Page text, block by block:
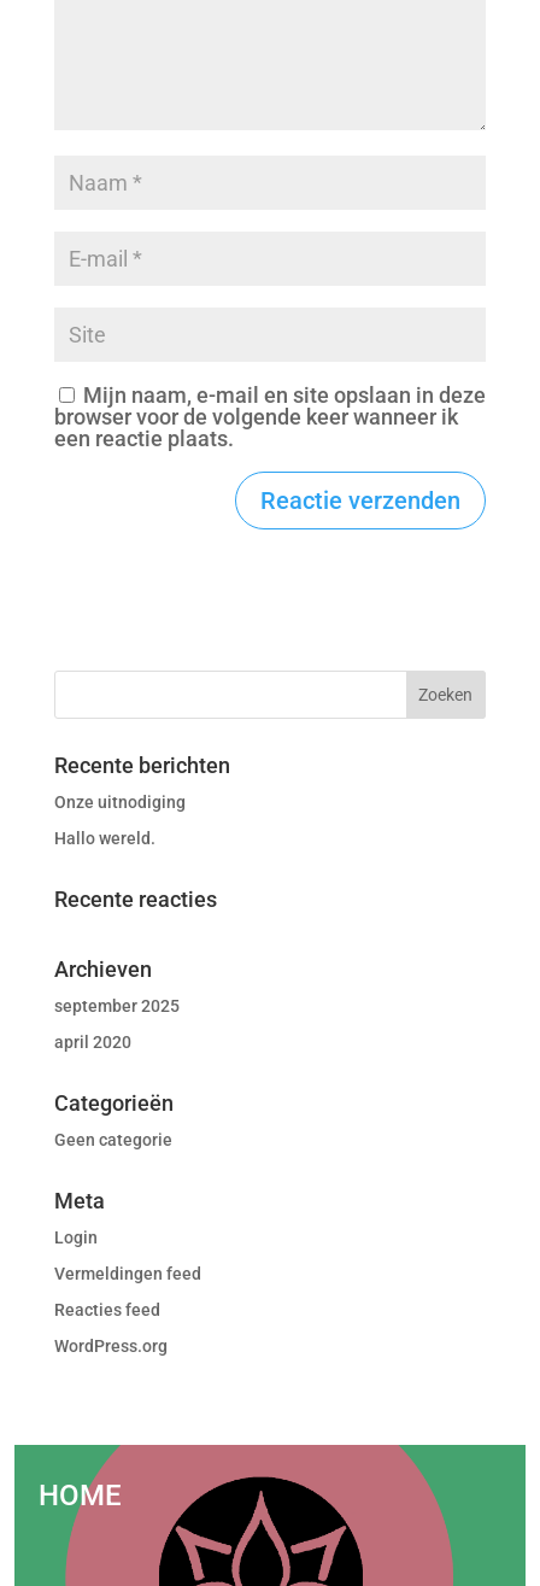
Mijn naam, e-mail en site opslaan in deze
browser voor de volgende keer wanneer ik
een reactie plaats.
Recente berichten
Onze uitnodiging
Hallo wereld.
Recente reacties
Archieven
september 2025
april 2020
Categorieën
Geen categorie
Meta
Login
Vermeldingen feed
Reacties feed
WordPress.org
HOME